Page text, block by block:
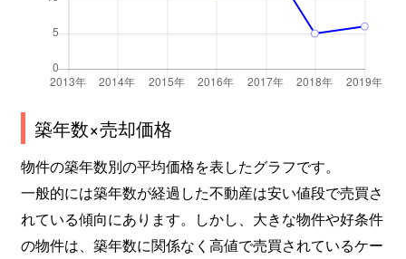
築年数×売却価格
物件の築年数別の平均価格を表したグラフです。
一般的には築年数が経過した不動産は安い値段で売買さ
れている傾向にあります。しかし、大きな物件や好条件
の物件は、築年数に関係なく高値で売買されているケー